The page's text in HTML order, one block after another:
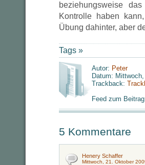
beziehungsweise
Kontrolle haben
Übung dahinter, aber
Tags »
Autor: Peter
Datum:
Trackback:
Feed zum
5 Kommentare
Henery Schaffer
Mittwoch, 21. Oktober